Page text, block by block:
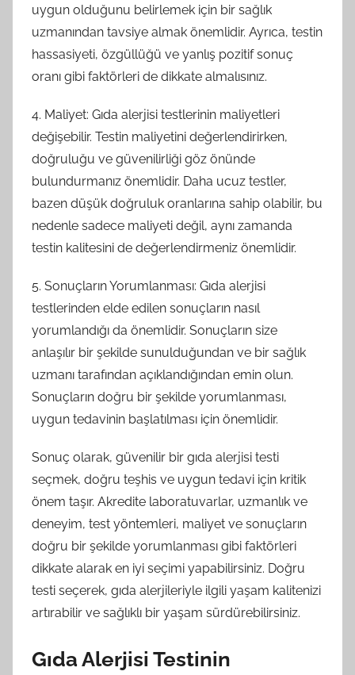
uygun olduğunu belirlemek için bir sağlık
uzmanından tavsiye almak önemlidir. Ayrıca, testin
hassasiyeti, özgüllüğü ve yanlış pozitif sonuç
oranı gibi faktörleri de dikkate almalısınız.
4. Maliyet: Gıda alerjisi testlerinin maliyetleri
değişebilir. Testin maliyetini değerlendirirken,
doğruluğu ve güvenilirliği göz önünde
bulundurmanız önemlidir. Daha ucuz testler,
bazen düşük doğruluk oranlarına sahip olabilir, bu
nedenle sadece maliyeti değil, aynı zamanda
testin kalitesini de değerlendirmeniz önemlidir.
5. Sonuçların Yorumlanması: Gıda alerjisi
testlerinden elde edilen sonuçların nasıl
yorumlandığı da önemlidir. Sonuçların size
anlaşılır bir şekilde sunulduğundan ve bir sağlık
uzmanı tarafından açıklandığından emin olun.
Sonuçların doğru bir şekilde yorumlanması,
uygun tedavinin başlatılması için önemlidir.
Sonuç olarak, güvenilir bir gıda alerjisi testi
seçmek, doğru teşhis ve uygun tedavi için kritik
önem taşır. Akredite laboratuvarlar, uzmanlık ve
deneyim, test yöntemleri, maliyet ve sonuçların
doğru bir şekilde yorumlanması gibi faktörleri
dikkate alarak en iyi seçimi yapabilirsiniz. Doğru
testi seçerek, gıda alerjileriyle ilgili yaşam kalitenizi
artırabilir ve sağlıklı bir yaşam sürdürebilirsiniz.
Gıda Alerjisi Testinin